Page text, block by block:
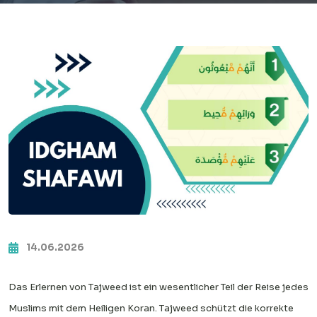
14.06.2026
Das Erlernen von Tajweed ist ein wesentlicher Teil der Reise jedes
Muslims mit dem Heiligen Koran. Tajweed schützt die korrekte